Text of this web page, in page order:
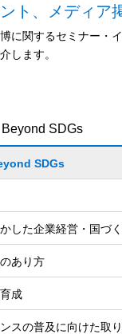
ト、メディア
に関するセミナー・
します。
SDGs
SDGs
した企業経営・国づ
あり方
成
スの普及に向けた取